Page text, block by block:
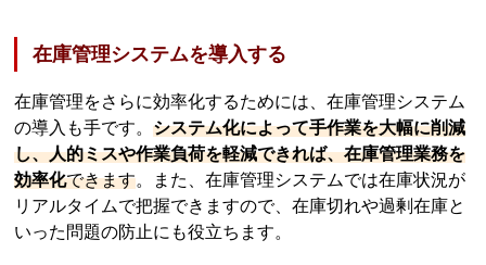
在庫管理システムを導入する
在庫管理をさらに効率化するためには、在庫管理システム
の導入も手です。システム化によって手作業を大幅に削減
し、人的ミスや作業負荷を軽減できれば、在庫管理業務を
効率化できます。また、在庫管理システムでは在庫状況が
リアルタイムで把握できますので、在庫切れや過剰在庫と
いった問題の防止にも役立ちます。